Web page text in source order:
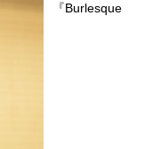
『Burlesque